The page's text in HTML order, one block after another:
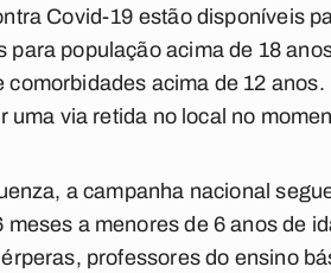
Covid-19 estão disponíveis
para população acima de 18
comorbidades acima de 12
uma via retida no local no
a campanha nacional
meses a menores de 6 anos de
professores do ensino